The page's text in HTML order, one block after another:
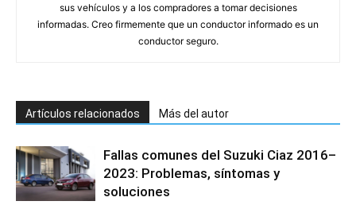
sus vehículos y a los compradores a tomar decisiones
informadas. Creo firmemente que un conductor informado es un
conductor seguro.
Artículos relacionados Más del autor
Fallas comunes del Suzuki Ciaz 2016–
2023: Problemas, síntomas y
soluciones